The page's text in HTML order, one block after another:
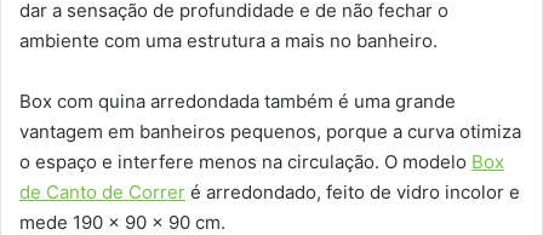
dar a sensação de profundidade e de não fechar o
ambiente com uma estrutura a mais no banheiro.
Box com quina arredondada também é uma grande
vantagem em banheiros pequenos, porque a curva otimiza
o espaço e interfere menos na circulação. O modelo Box
de Canto de Correr é arredondado, feito de vidro incolor e
mede 190 x 90 x 90 cm.